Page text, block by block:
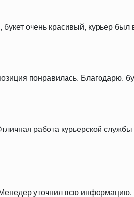
очень красивый, курьер был
понравилась. Благодарю.
работа курьерской
уточнил всю